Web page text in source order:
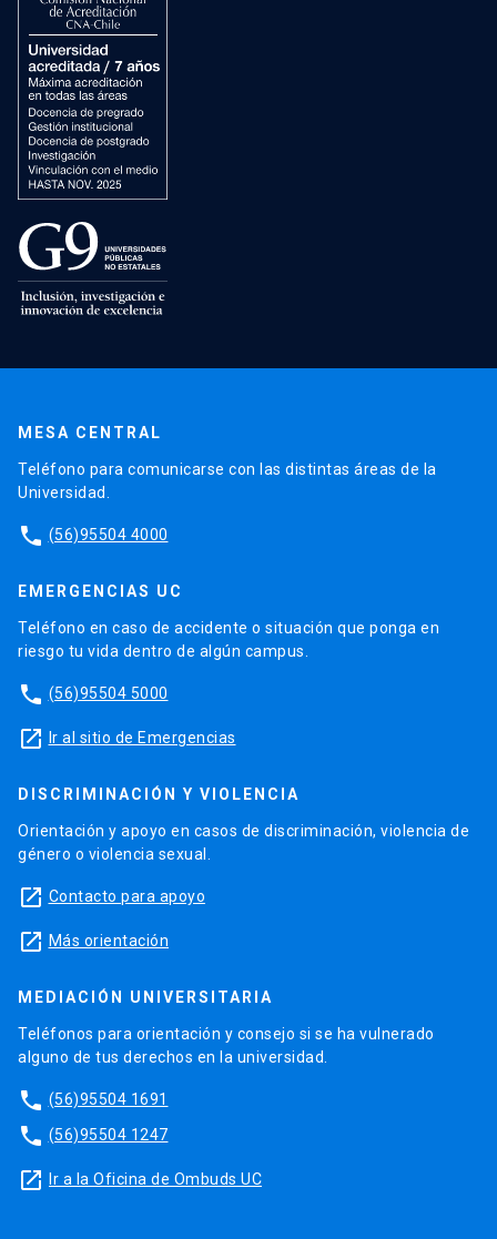
MESA CENTRAL
Teléfono para comunicarse con las distintas áreas de la
Universidad.
phone (56)95504 4000
EMERGENCIAS UC
Teléfono en caso de accidente o situación que ponga en
riesgo tu vida dentro de algún campus.
phone (56)95504 5000
launch Ir al sitio de Emergencias
DISCRIMINACIÓN Y VIOLENCIA
Orientación y apoyo en casos de discriminación, violencia de
género o violencia sexual.
launch Contacto para apoyo
launch Más orientación
MEDIACIÓN UNIVERSITARIA
Teléfonos para orientación y consejo si se ha vulnerado
alguno de tus derechos en la universidad.
phone (56)95504 1691
phone (56)95504 1247
launch Ir a la Oficina de Ombuds UC